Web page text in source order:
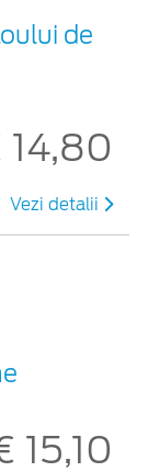
de
14,80
Vezi detalii
15,10